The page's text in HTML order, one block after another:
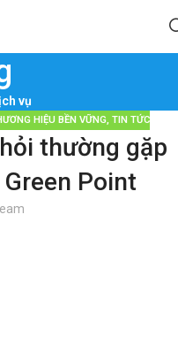
vụ
HIỆU BỀN VỮNG, TIN TỨC
thường gặp
Point